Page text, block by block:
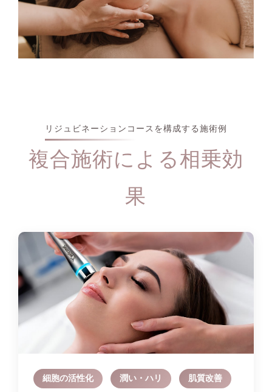
リジュビネーションコースを構成する施術例
複合施術による相乗効
果
細胞の活性化 潤い・ハリ 肌質改善